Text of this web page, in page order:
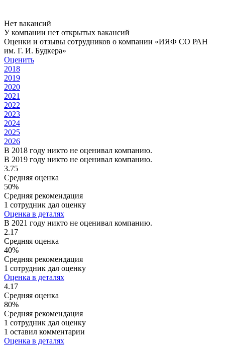
Нет вакансий
У компании нет открытых вакансий
Оценки и отзывы сотрудников о компании «ИЯФ СО РАН
им. Г. И. Будкера»
Оценить
2018
2019
2020
2021
2022
2023
2024
2025
2026
В 2018 году никто не оценивал компанию.
В 2019 году никто не оценивал компанию.
3.75
Средняя оценка
50%
Средняя рекомендация
1 сотрудник дал оценку
Оценка в деталях
В 2021 году никто не оценивал компанию.
2.17
Средняя оценка
40%
Средняя рекомендация
1 сотрудник дал оценку
Оценка в деталях
4.17
Средняя оценка
80%
Средняя рекомендация
1 сотрудник дал оценку
1 оставил комментарии
Оценка в деталях